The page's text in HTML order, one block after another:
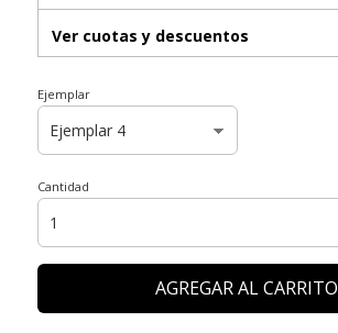
Ver cuotas y descuentos
Ejemplar
Cantidad
AGREGAR AL CARRITO